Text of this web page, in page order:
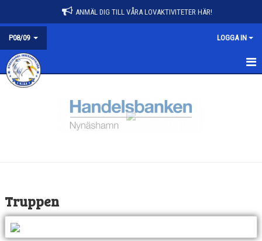
ANMÄL DIG TILL VÅRA LOVAKTIVITETER HÄR!
P08/09 LOGGA IN
P08/09
BILDGALLERI
DOKUMENT
Truppen